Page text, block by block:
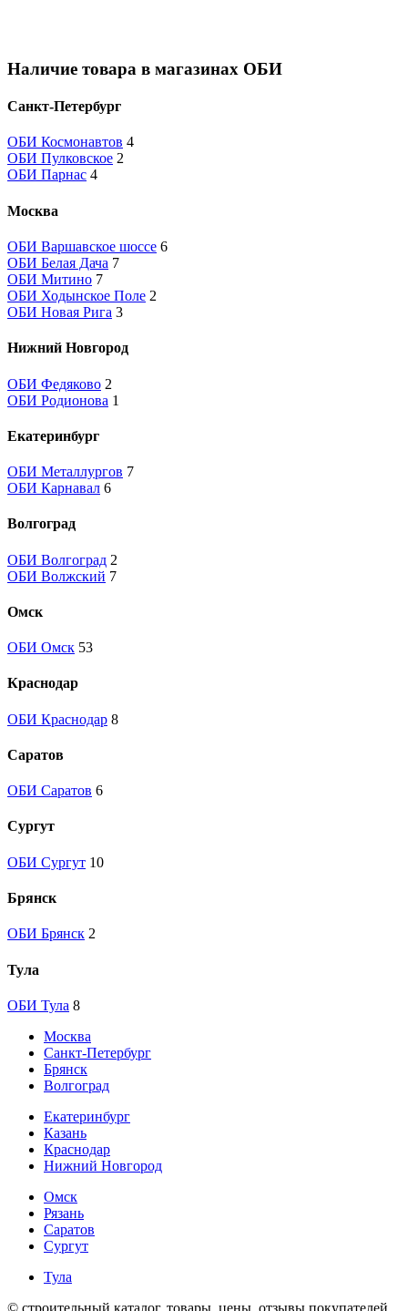
Наличие товара в магазинах ОБИ
Санкт-Петербург
ОБИ Космонавтов 4
ОБИ Пулковское 2
ОБИ Парнас 4
Москва
ОБИ Варшавское шоссе 6
ОБИ Белая Дача 7
ОБИ Митино 7
ОБИ Ходынское Поле 2
ОБИ Новая Рига 3
Нижний Новгород
ОБИ Федяково 2
ОБИ Родионова 1
Екатеринбург
ОБИ Металлургов 7
ОБИ Карнавал 6
Волгоград
ОБИ Волгоград 2
ОБИ Волжский 7
Омск
ОБИ Омск 53
Краснодар
ОБИ Краснодар 8
Саратов
ОБИ Саратов 6
Сургут
ОБИ Сургут 10
Брянск
ОБИ Брянск 2
Тула
ОБИ Тула 8
Москва
Санкт-Петербург
Брянск
Волгоград
Екатеринбург
Казань
Краснодар
Нижний Новгород
Омск
Рязань
Саратов
Сургут
Тула
© строительный каталог, товары, цены, отзывы покупателей